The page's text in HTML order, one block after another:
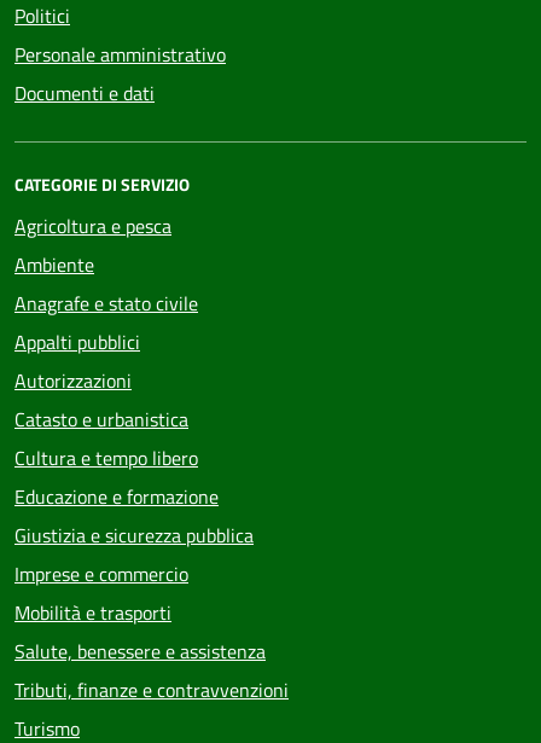
Politici
Personale amministrativo
Documenti e dati
CATEGORIE DI SERVIZIO
Agricoltura e pesca
Ambiente
Anagrafe e stato civile
Appalti pubblici
Autorizzazioni
Catasto e urbanistica
Cultura e tempo libero
Educazione e formazione
Giustizia e sicurezza pubblica
Imprese e commercio
Mobilità e trasporti
Salute, benessere e assistenza
Tributi, finanze e contravvenzioni
Turismo